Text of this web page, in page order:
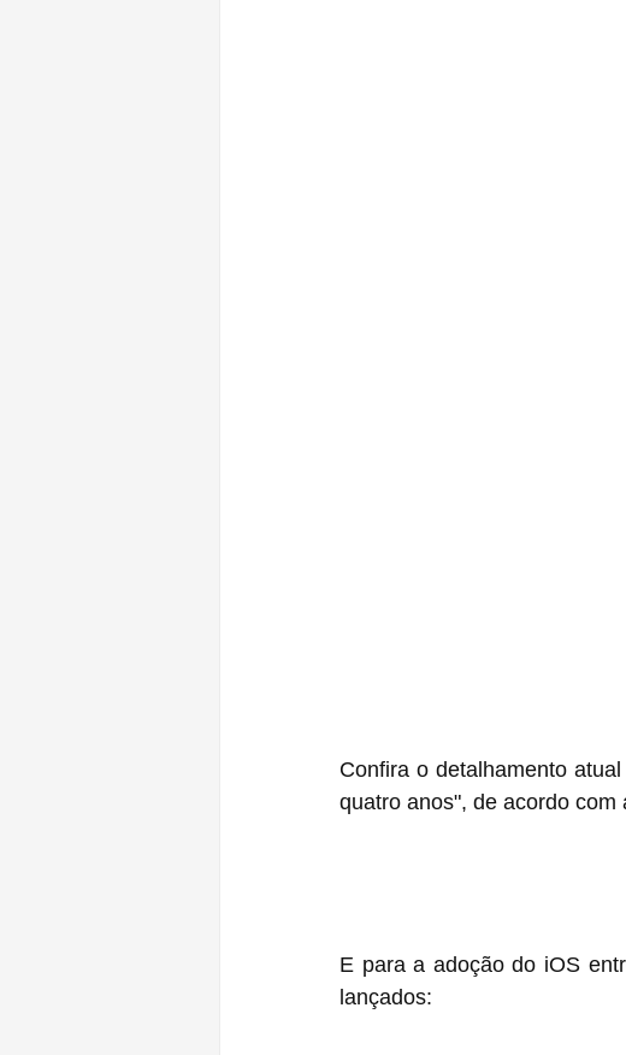
Confira o detalhamento
quatro anos", de acordo com
E para a adoção do iOS
lançados: